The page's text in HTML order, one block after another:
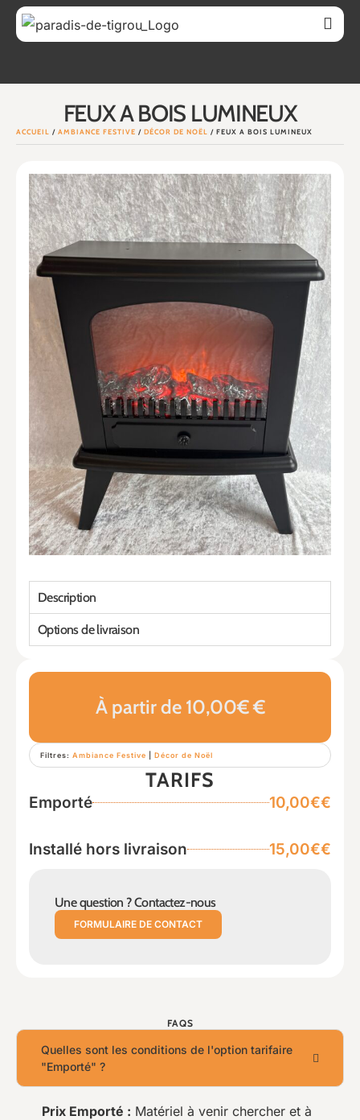
FEUX A BOIS LUMINEUX
ACCUEIL / AMBIANCE FESTIVE / DÉCOR DE NOËL / FEUX A BOIS LUMINEUX
À partir de 10,00€ €
Filtres: Ambiance Festive Décor de Noël
TARIFS
Emporté 10,00€€
Installé hors livraison 15,00€€
Une question ? Contactez-nous
FORMULAIRE DE CONTACT
Description
Options de livraison
FAQS
Quelles sont les conditions de l'option tarifaire
"Emporté" ?
Prix Emporté : Matériel à venir chercher et à